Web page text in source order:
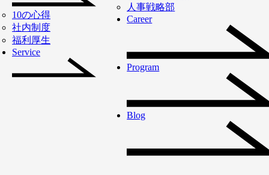
10の心得
社内制度
福利厚生
Service
人事戦略部
Career
Program
Blog
「働き方の『新しい』当たり
前をつくる」を事業ミッショ
ITフリーランスの支援を通じ
て、IT人材不足という社会課
題の解決に取り組んできまし